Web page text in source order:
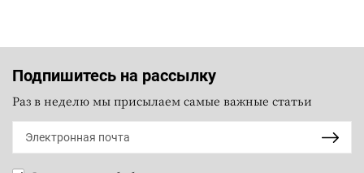
Подпишитесь на рассылку
Раз в неделю мы присылаем самые важные статьи